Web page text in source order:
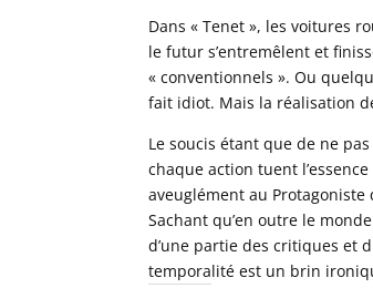
Dans « Tenet », les voitures
le futur s’entremêlent et
« conventionnels ». Ou
fait idiot. Mais la réalisation
Le soucis étant que de ne
chaque action tuent
aveuglément au
Sachant qu’en outre le
d’une partie des critiques et
temporalité est un brin